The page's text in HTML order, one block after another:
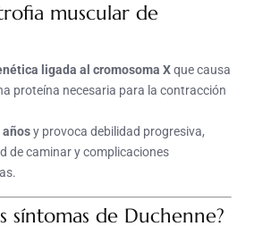
muscular de
ligada al cromosoma Xque causa
proteína necesaria para la contracción
añosy provoca debilidad progresiva,
de caminar y complicaciones
síntomas de Duchenne?